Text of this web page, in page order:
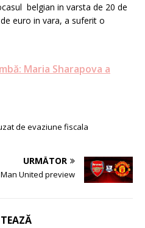
belgian in varsta de 20 de
euro in vara, a suferit o
Maria Sharapova a
de evaziune fiscala
URMĂTOR
United preview